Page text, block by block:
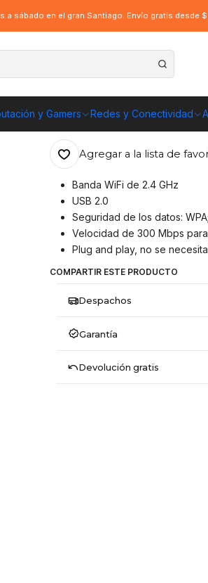
y Gamers Redes y Conectividad
a sábado en el gran Santiago. Envío gratis desde
B/g/n, velocidad 300mbps
Adaptador
802.11 B/g/n,
ENVÍO GRATIS A TODO
Agregar a la lista de
Banda WiFi de 2.4 GHz
USB 2.0
Seguridad de los datos:
Velocidad de 300 Mbps
Plug and play, no se
COMPARTIR ESTE PRODUCTO
Despachos
Garantía
Devolución gratis